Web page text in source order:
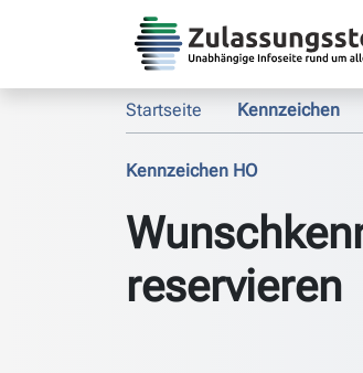
Startseite Kennzeichen
Kennzeichen HO
reservieren